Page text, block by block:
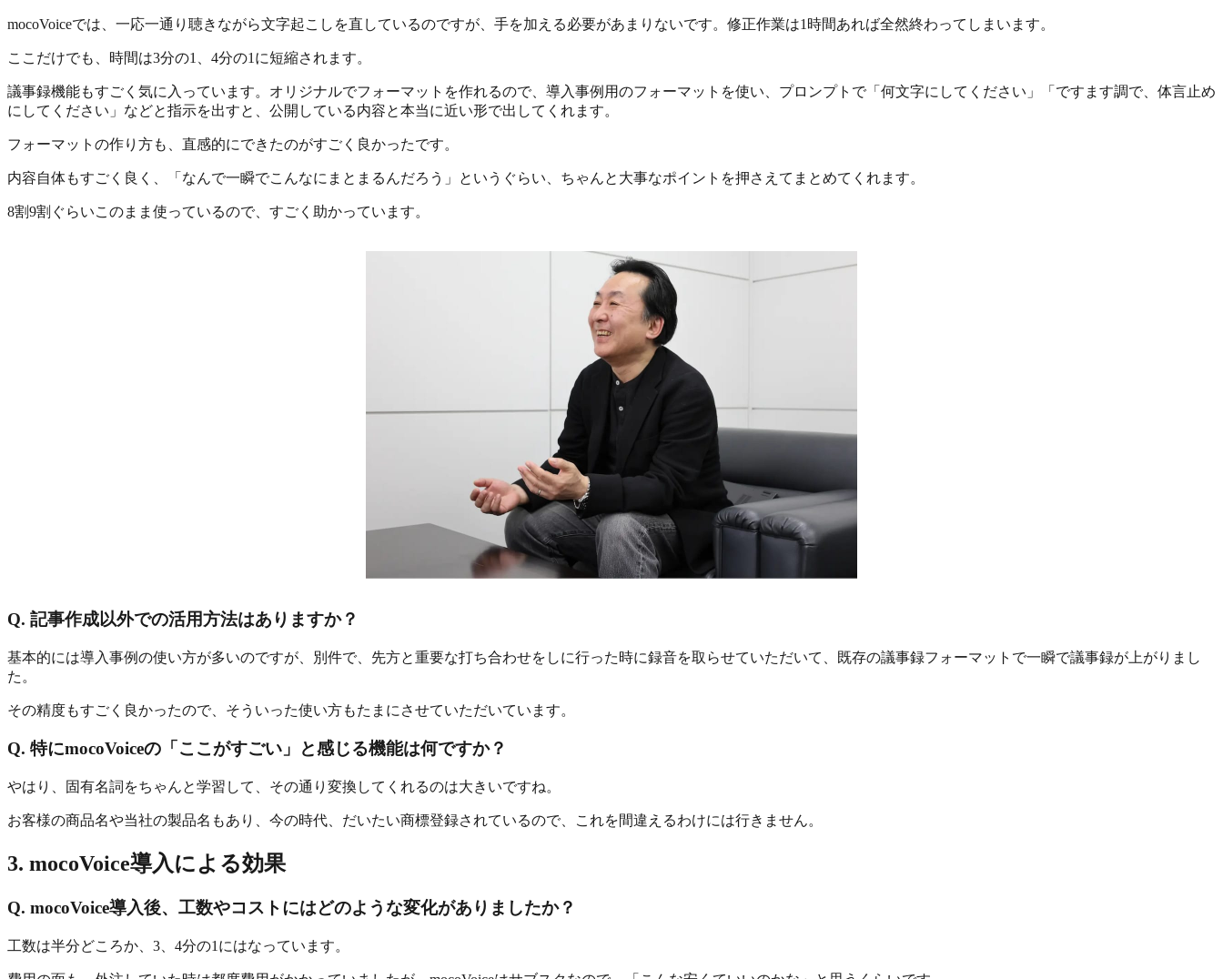
mocoVoiceでは、一応一通り聴きながら文字起こしを直しているのですが、手を加える必要があまりないです。修正作業は1時間あれば全然終わってしまいます。
ここだけでも、時間は3分の1、4分の1に短縮されます。
議事録機能もすごく気に入っています。オリジナルでフォーマットを作れるので、導入事例用のフォーマットを使い、プロンプトで「何文字にしてください」「ですます調で、体言止め
にしてください」などと指示を出すと、公開している内容と本当に近い形で出してくれます。
フォーマットの作り方も、直感的にできたのがすごく良かったです。
内容自体もすごく良く、「なんで一瞬でこんなにまとまるんだろう」というぐらい、ちゃんと大事なポイントを押さえてまとめてくれます。
8割9割ぐらいこのまま使っているので、すごく助かっています。
Q. 記事作成以外での活用方法はありますか？
基本的には導入事例の使い方が多いのですが、別件で、先方と重要な打ち合わせをしに行った時に録音を取らせていただいて、既存の議事録フォーマットで一瞬で議事録が上がりまし
た。
その精度もすごく良かったので、そういった使い方もたまにさせていただいています。
Q. 特にmocoVoiceの「ここがすごい」と感じる機能は何ですか？
やはり、固有名詞をちゃんと学習して、その通り変換してくれるのは大きいですね。
お客様の商品名や当社の製品名もあり、今の時代、だいたい商標登録されているので、これを間違えるわけには行きません。
3. mocoVoice導入による効果
Q. mocoVoice導入後、工数やコストにはどのような変化がありましたか？
工数は半分どころか、3、4分の1にはなっています。